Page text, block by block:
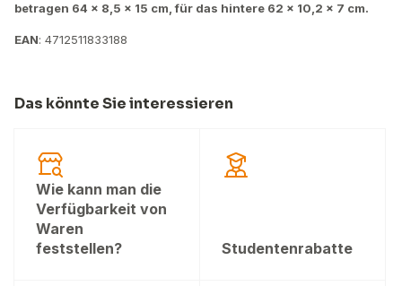
betragen 64 x 8,5 x 15 cm, für das hintere 62 x 10,2 x 7 cm.
EAN: 4712511833188
Das könnte Sie interessieren
Wie kann man die
Verfügbarkeit von
Waren
feststellen?
Studentenrabatte